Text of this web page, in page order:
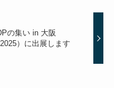
の集い in 大阪
2025）に出展します